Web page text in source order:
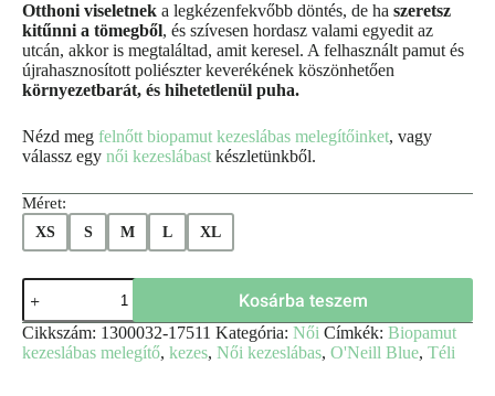
Otthoni viseletnek a legkézenfekvőbb döntés, de ha szeretsz
kitűnni a tömegből, és szívesen hordasz valami egyedit az
utcán, akkor is megtaláltad, amit keresel. A felhasznált pamut és
újrahasznosított poliészter keverékének köszönhetően
környezetbarát, és hihetetlenül puha.
Nézd meg felnőtt biopamut kezeslábas melegítőinket, vagy
válassz egy női kezeslábast készletünkből.
Méret:
XS S M L XL
Kosárba teszem
Cikkszám: 1300032-17511 Kategória: Női Címkék: Biopamut
kezeslábas melegítő, kezes, Női kezeslábas, O'Neill Blue, Téli